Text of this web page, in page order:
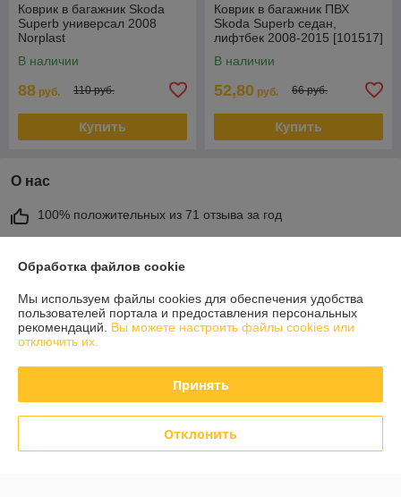
Коврик в багажник Skoda
Superb универсал 2008
Norplast
В наличии
88 руб. 110 руб.
Купить
Коврик в багажник ПВХ
Skoda Superb седан,
лифтбек 2008-2015 [101517]
В наличии
52,80 руб. 66 руб.
Купить
О нас
100% положительных из 71 отзыва за год
ул Карбышева 12, корпус 2, оф.1-10, Гомель, Беларусь
Контакты
Обработка файлов cookie
Мы используем файлы cookies для обеспечения удобства
пользователей портала и предоставления персональных
рекомендаций. Вы можете настроить файлы cookies или
отключить их.
Принять
Отклонить